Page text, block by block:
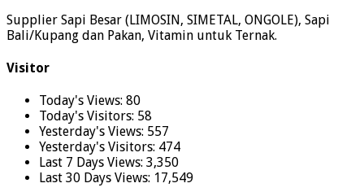
Supplier Sapi Besar (LIMOSIN, SIMETAL, ONGOLE), Sapi
Bali/Kupang dan Pakan, Vitamin untuk Ternak.
Visitor
Today's Views: 80
Today's Visitors: 58
Yesterday's Views: 557
Yesterday's Visitors: 474
Last 7 Days Views: 3,350
Last 30 Days Views: 17,549